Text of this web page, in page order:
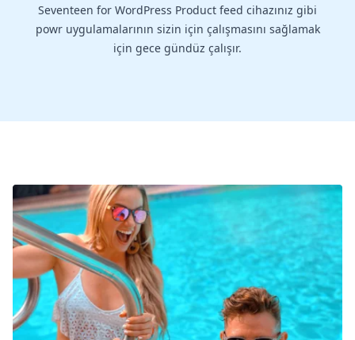
Seventeen for WordPress Product feed cihazınız gibi
powr uygulamalarının sizin için çalışmasını sağlamak
için gece gündüz çalışır.